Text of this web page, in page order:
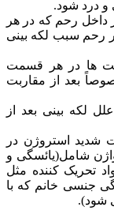
و درد شود.
رحم که در هر
رحم سبب لکه بینی
ها در هر قسمت
بعد از مقاربت
لکه بینی بعد از
شدید استروژن در
شامل(یائسگی و
تحریک کننده مثل
جنسی خانم که با
شود).